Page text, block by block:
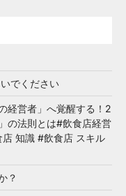
でください
経営者」へ覚醒する！2
の法則とは#飲食店経営
知識 #飲食店 スキル
？